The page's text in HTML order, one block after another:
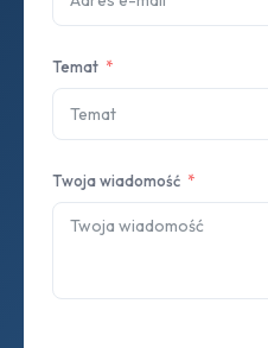
Temat
Twoja wiadomość